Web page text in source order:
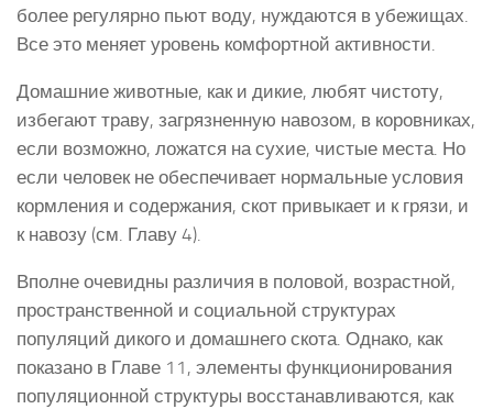
более регулярно пьют воду, нуждаются в убежищах.
Все это меняет уровень комфортной активности.
Домашние животные, как и дикие, любят чистоту,
избегают траву, загрязненную навозом, в коровниках,
если возможно, ложатся на сухие, чистые места. Но
если человек не обеспечивает нормальные условия
кормления и содержания, скот привыкает и к грязи, и
к навозу (см. Главу 4).
Вполне очевидны различия в половой, возрастной,
пространственной и социальной структурах
популяций дикого и домашнего скота. Однако, как
показано в Главе 11, элементы функционирования
популяционной структуры восстанавливаются, как